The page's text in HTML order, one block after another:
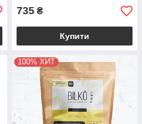
735 ₴
Купити
100% ХИТ